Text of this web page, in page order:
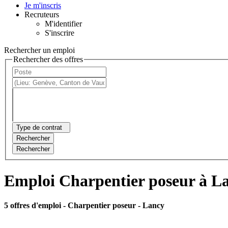
Je m'inscris
Recruteurs
M'identifier
S'inscrire
Rechercher un emploi
Rechercher des offres
Type de contrat
Rechercher
Rechercher
Emploi Charpentier poseur à
5 offres d'emploi - Charpentier poseur - Lancy